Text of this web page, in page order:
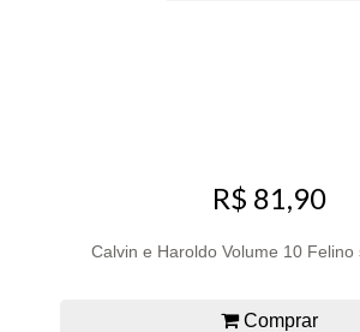
R$ 81,90
Calvin e Haroldo Volume 10 Felino
Comprar